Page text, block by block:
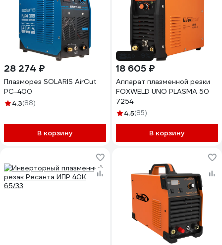
28 274 ₽
Плазморез SOLARIS AirCut
PC-400
4.3(88)
В корзину
18 605 ₽
Аппарат плазменной резки
FOXWELD UNO PLASMA 50
7254
4.5(85)
В корзину